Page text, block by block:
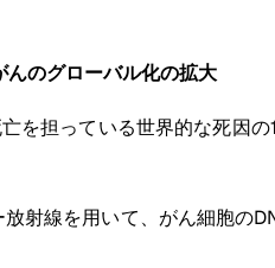
のグローバル化の拡大
を担っている世界的な死因
射線を用いて、がん細胞の